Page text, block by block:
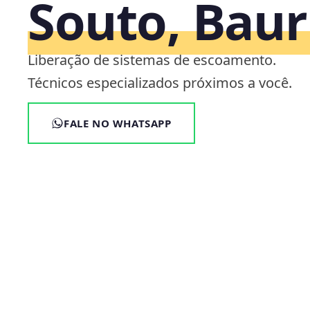
Souto,
Liberação de sistemas de escoamento.
Técnicos especializados próximos a você.
FALE NO WHATSAPP